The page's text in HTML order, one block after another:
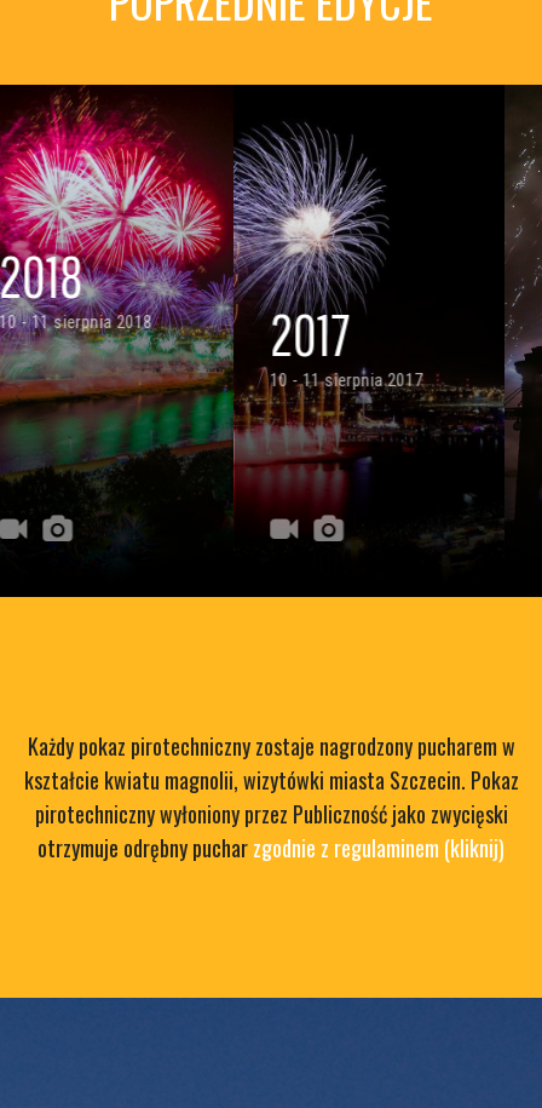
2017
10 - 11 sierpnia 2017
2016
12 - 13 sierpnia 2016
Każdy pokaz pirotechniczny zostaje nagrodzony pucharem w
kształcie kwiatu magnolii, wizytówki miasta Szczecin. Pokaz
pirotechniczny wyłoniony przez Publiczność jako zwycięski
otrzymuje odrębny pucharzgodnie z regulaminem (kliknij)